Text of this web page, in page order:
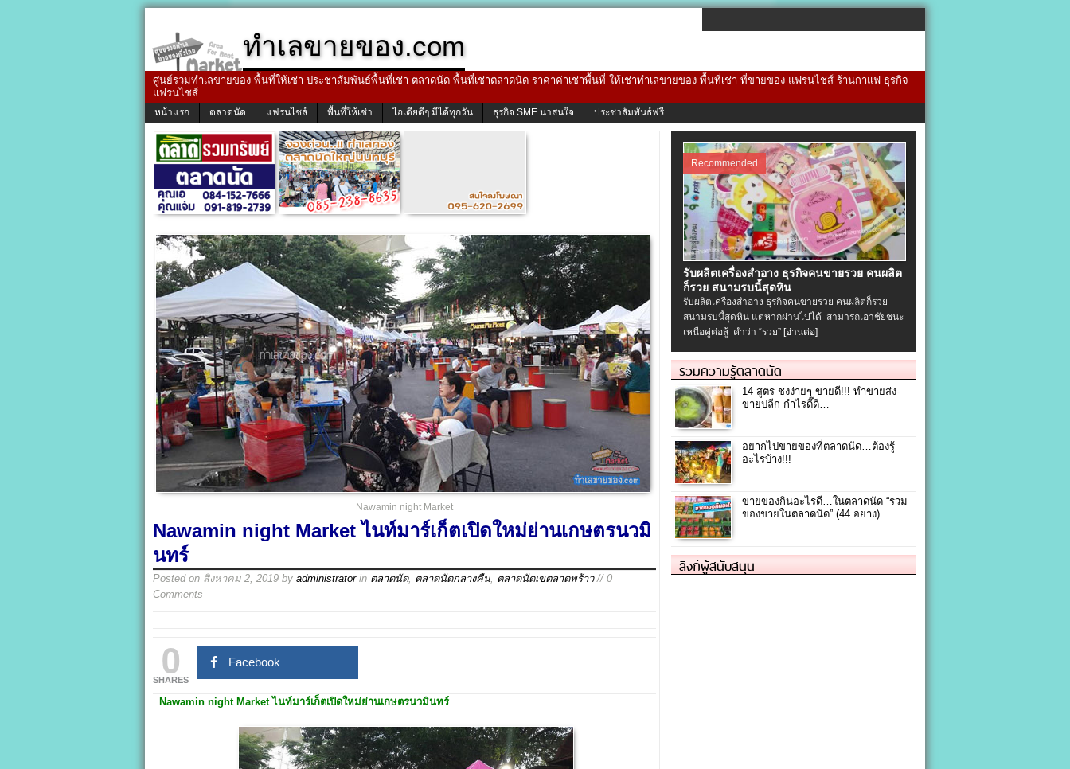
ทำเลขายของ.com
ศูนย์รวมทำเลขายของ พื้นที่ให้เช่า ประชาสัมพันธ์พื้นที่เช่า ตลาดนัด พื้นที่เช่าตลาดนัด ราคาค่าเช่าพื้นที่ ให้เช่าทำเลขายของ พื้นที่เช่า ที่ขายของ แฟรนไชส์ ร้านกาแฟ ธุรกิจ
แฟรนไชส์
หน้าแรก ตลาดนัด แฟรนไชส์ พื้นที่ให้เช่า ไอเดียดีๆ มีได้ทุกวัน ธุรกิจ SME น่าสนใจ ประชาสัมพันธ์ฟรี
Nawamin night Market
Nawamin night Market ไนท์มาร์เก็ตเปิดใหม่ย่านเกษตรนวมิ
นทร์
Posted on สิงหาคม 2, 2019 by administratorin ตลาดนัด, ตลาดนัดกลางคืน ตลาดนัดเขตลาดพร้าว// 0
Comments
0
SHARES
Facebook
Nawamin night Market ไนท์มาร์เก็ตเปิดใหม่ย่านเกษตรนวมินทร์
Recommended
รับผลิตเครื่องสําอาง ธุรกิจคนขายรวย คนผลิต
ก็รวย สนามรบนี้สุดหิน
รับผลิตเครื่องสําอาง ธุรกิจคนขายรวย คนผลิตก็รวย
สนามรบนี้สุดหิน แต่หากผ่านไปได้ สามารถเอาชัยชนะ
เหนือคู่ต่อสู้ คำว่า “รวย” [อ่านต่อ]
รวมความรู้ตลาดนัด
14 สูตร ชงง่ายๆ-ขายดี!!! ทำขายส่ง-
ขายปลีก กำไรดี๊ดี…
อยากไปขายของที่ตลาดนัด…ต้องรู้
อะไรบ้าง!!!
ขายของกินอะไรดี…ในตลาดนัด “รวม
ของขายในตลาดนัด” (44 อย่าง)
ลิงก์ผู้สนับสนุน